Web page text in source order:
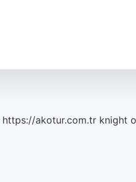
https://akotur.com.tr knight